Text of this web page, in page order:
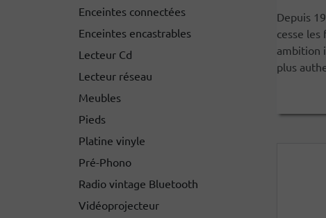
Enceintes connectées
Enceintes encastrables
Lecteur Cd
Lecteur réseau
Meubles
Pieds
Platine vinyle
Pré-Phono
Radio vintage Bluetooth
Vidéoprojecteur
Depuis
cesse
ambition
plus